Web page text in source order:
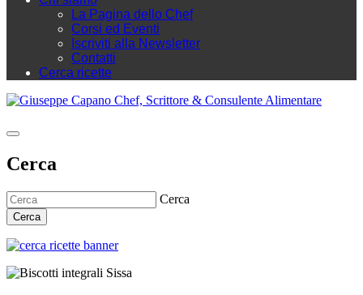
La Pagina dello Chef
Corsi ed Eventi
Iscriviti alla Newsletter
Contatti
Cerca ricette
Cerca
Cerca
Cerca